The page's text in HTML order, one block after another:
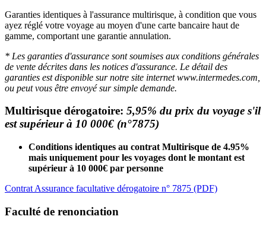
Garanties identiques à l'assurance multirisque, à condition que vous
ayez réglé votre voyage au moyen d'une carte bancaire haut de
gamme, comportant une garantie annulation.
* Les garanties d'assurance sont soumises aux conditions générales
de vente décrites dans les notices d'assurance. Le détail des
garanties est disponible sur notre site internet www.intermedes.com,
ou peut vous être envoyé sur simple demande.
Multirisque dérogatoire: 5,95% du prix du voyage s'il
est supérieur à 10 000€ (n°7875)
Conditions identiques au contrat Multirisque de 4.95%
mais uniquement pour les voyages dont le montant est
supérieur à 10 000€ par personne
Contrat Assurance facultative dérogatoire n° 7875 (PDF)
Faculté de renonciation